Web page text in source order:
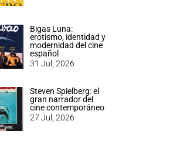
Bigas Luna:
erotismo, identidad y
modernidad del cine
español
31 Jul, 2026
Steven Spielberg: el
gran narrador del
cine contemporáneo
27 Jul, 2026